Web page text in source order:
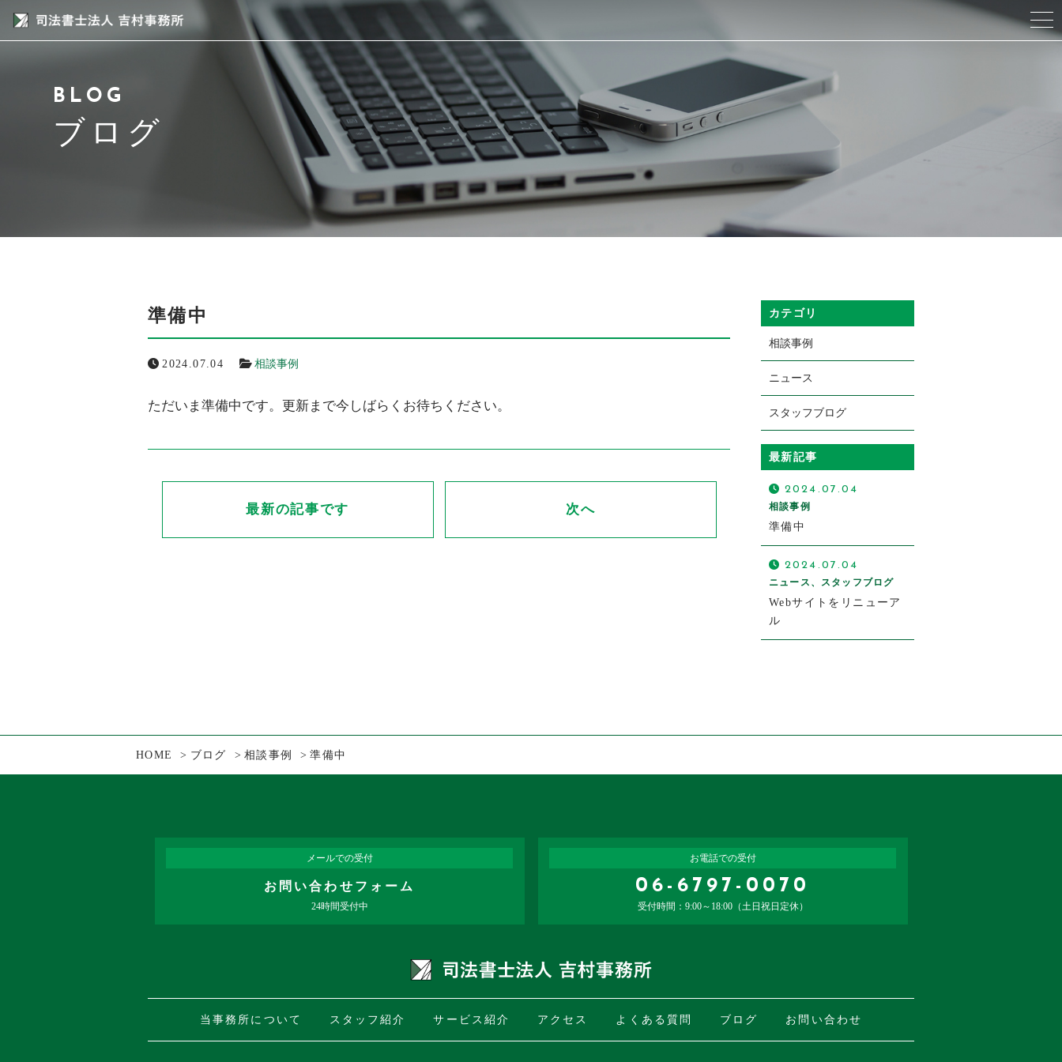
お問い合わせフォーム
24時間受付中
お電話での受付
06-6797-0070
受付時間：9:00～18:00（土日祝日定休）
BLOG
ブログ
準備中
2024.07.04 相談事例
ただいま準備中です。更新まで今しばらくお待ちください。
最新の記事です 次へ
カテゴリ
相談事例
ニュース
スタッフブログ
最新記事
2024.07.04
相談事例
準備中
2024.07.04
ニュース、スタッフブログ
Webサイトをリニューア
ル
HOME ブログ 相談事例 準備中
メールでの受付
お問い合わせフォーム
24時間受付中
お電話での受付
06-6797-0070
受付時間：9:00～18:00（土日祝日定休）
当事務所について スタッフ紹介 サービス紹介 アクセス よくある質問 ブログ お問い合わせ